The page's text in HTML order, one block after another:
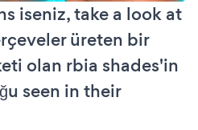
iseniz, take a look at
üreten bir
olan rbia shades'in
seen in their